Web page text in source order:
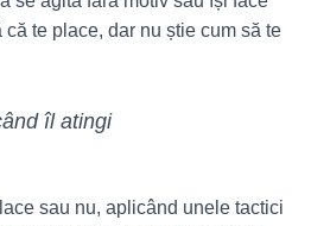
te place, dar nu știe cum să te
îl atingi
sau nu, aplicând unele tactici